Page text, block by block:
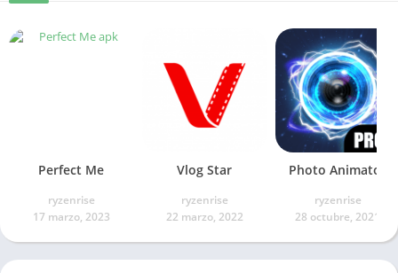
Perfect Me
ryzenrise
17 marzo, 2023
Vlog Star
ryzenrise
22 marzo, 2022
Photo Animator
ryzenrise
28 octubre, 2021